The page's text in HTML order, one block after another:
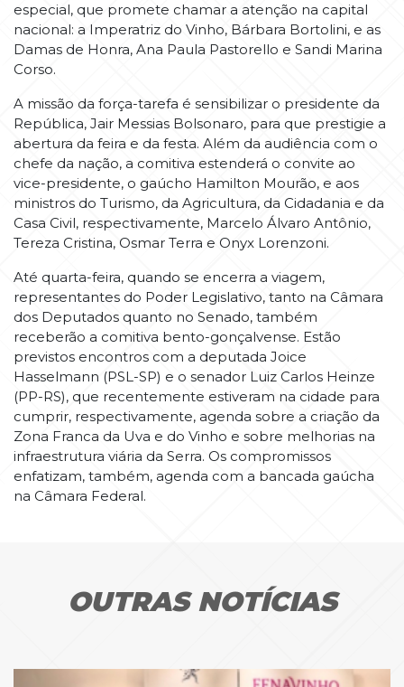
especial, que promete chamar a atenção na capital
nacional: a Imperatriz do Vinho, Bárbara Bortolini, e as
Damas de Honra, Ana Paula Pastorello e Sandi Marina
Corso.
A missão da força-tarefa é sensibilizar o presidente da
República, Jair Messias Bolsonaro, para que prestigie a
abertura da feira e da festa. Além da audiência com o
chefe da nação, a comitiva estenderá o convite ao
vice-presidente, o gaúcho Hamilton Mourão, e aos
ministros do Turismo, da Agricultura, da Cidadania e da
Casa Civil, respectivamente, Marcelo Álvaro Antônio,
Tereza Cristina, Osmar Terra e Onyx Lorenzoni.
Até quarta-feira, quando se encerra a viagem,
representantes do Poder Legislativo, tanto na Câmara
dos Deputados quanto no Senado, também
receberão a comitiva bento-gonçalvense. Estão
previstos encontros com a deputada Joice
Hasselmann (PSL-SP) e o senador Luiz Carlos Heinze
(PP-RS), que recentemente estiveram na cidade para
cumprir, respectivamente, agenda sobre a criação da
Zona Franca da Uva e do Vinho e sobre melhorias na
infraestrutura viária da Serra. Os compromissos
enfatizam, também, agenda com a bancada gaúcha
na Câmara Federal.
OUTRAS NOTÍCIAS